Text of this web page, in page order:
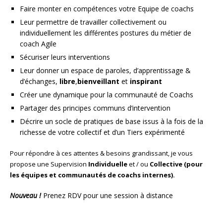
Faire monter en compétences votre Equipe de coachs
Leur permettre de travailler collectivement ou
individuellement les différentes postures du métier de
coach Agile
Sécuriser leurs interventions
Leur donner un espace de paroles, d’apprentissage &
d’échanges, libre,bienveillant et inspirant
Créer une dynamique pour la communauté de Coachs
Partager des principes communs d’intervention
Décrire un socle de pratiques de base issus à la fois de la
richesse de votre collectif et d’un Tiers expérimenté
Pour répondre à ces attentes & besoins grandissant, je vous
propose une Supervision Individuelleet / ou Collective (pour
les équipes et communautés de coachs internes).
Nouveau ! Prenez RDV pour une session à distance